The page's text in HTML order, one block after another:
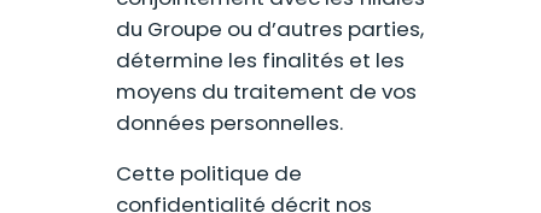
du Groupe ou d’autres parties,
détermine les finalités et les
moyens du traitement de vos
données personnelles.
Cette politique de
confidentialité décrit nos